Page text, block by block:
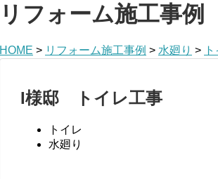
リフォーム施工事例
HOME > リフォーム施工事例 > 水廻り >
I様邸 トイレ工事
トイレ
水廻り